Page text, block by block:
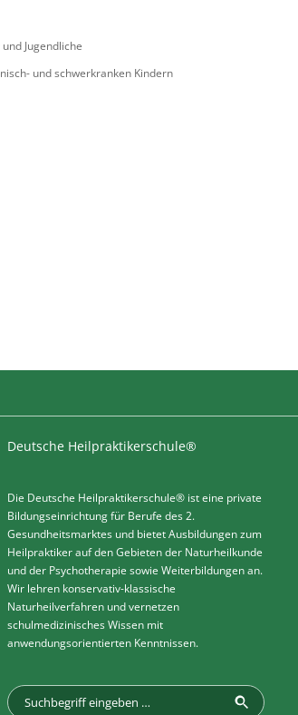
Jugendliche
und schwerkranken Kindern
Deutsche Heilpraktikerschule®
Die Deutsche Heilpraktikerschule® ist eine private
Bildungseinrichtung für Berufe des 2.
Gesundheitsmarktes und bietet Ausbildungen zum
Heilpraktiker auf den Gebieten der Naturheilkunde
und der Psychotherapie sowie Weiterbildungen an.
Wir lehren konservativ-klassische
Naturheilverfahren und vernetzen
schulmedizinisches Wissen mit
anwendungsorientierten Kenntnissen.